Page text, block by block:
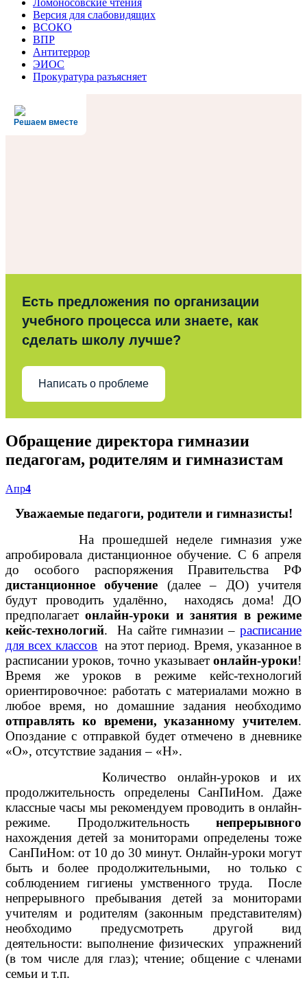
Версия для слабовидящих
ВСОКО
ВПР
Антитеррор
ЭИОС
Прокуратура разъясняет
Решаем вместе
Есть предложения по организации
учебного процесса или знаете, как
сделать школу лучше?
Написать о проблеме
Обращение директора гимназии
педагогам, родителям и гимназистам
Апр4
Уважаемые педагоги, родители и гимназисты!
На прошедшей неделе гимназия уже
апробировала дистанционное обучение. С 6 апреля
до особого распоряжения Правительства РФ
дистанционное обучение (далее – ДО) учителя
будут проводить удалённо, находясь дома! ДО
предполагаетонлайн-уроки и занятия в режиме
кейс-технологий. На сайте гимназии – расписание
для всех классов на этот период. Время, указанное в
расписании уроков, точно указывает онлайн-уроки!
Время же уроков в режиме кейс-технологий
ориентировочное: работать с материалами можно в
любое время, но домашние задания необходимо
отправлять ко времени, указанному учителем.
Опоздание с отправкой будет отмечено в дневнике
«О», отсутствие задания – «Н».
Количество онлайн-уроков и их
продолжительность определены СанПиНом. Даже
классные часы мы рекомендуем проводить в онлайн-
режиме. Продолжительность непрерывного
нахождения детей за мониторами определены тоже
СанПиНом: от 10 до 30 минут. Онлайн-уроки могут
быть и более продолжительными, но только с
соблюдением гигиены умственного труда. После
непрерывного пребывания детей за мониторами
учителям и родителям (законным представителям)
необходимо предусмотреть другой вид
деятельности: выполнение физических упражнений
(в том числе для глаз); чтение; общение с членами
семьи и т.п.